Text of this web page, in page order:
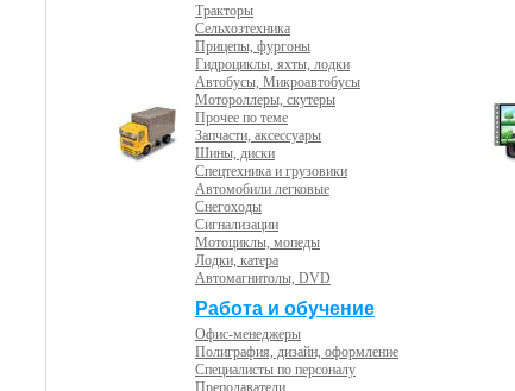
Тракторы
Сельхозтехника
Прицепы, фургоны
Гидроциклы, яхты, лодки
Автобусы, Микроавтобусы
Мотороллеры, скутеры
Прочее по теме
Запчасти, аксессуары
Шины, диски
Спецтехника и грузовики
Автомобили легковые
Снегоходы
Сигнализации
Мотоциклы, мопеды
Лодки, катера
Автомагнитолы, DVD
Работа и обучение
Офис-менеджеры
Полиграфия, дизайн, оформление
Специалисты по персоналу
Преподаватели